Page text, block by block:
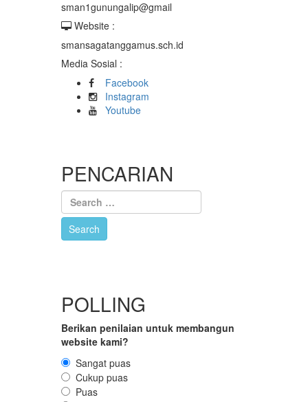
sman1gunungalip@gmail
Website :
smansagatanggamus.sch.id
Media Sosial :
Facebook
Instagram
Youtube
PENCARIAN
POLLING
Berikan penilaian untuk membangun
website kami?
Sangat puas
Cukup puas
Puas